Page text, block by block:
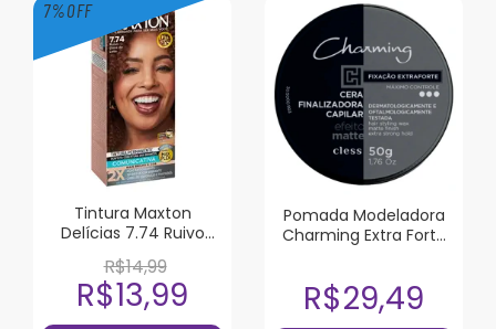
7%OFF
Tintura Maxton
Delícias 7.74 Ruivo
R$14,99
R$13,99
Pomada Modeladora
Charming Extra Forte
R$29,49